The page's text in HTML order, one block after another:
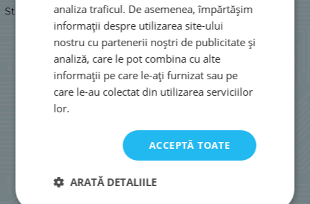
Stare: NOUĂanaliza traficul. De asemenea, împărtășim
informații despre utilizarea site-ului
nostru cu partenerii noștri de publicitate și
analiză, care le pot combina cu alte
informații pe care le-ați furnizat sau pe
care le-au colectat din utilizarea serviciilor
lor.
ACCEPTĂ TOATE
ARATĂ DETALIILE